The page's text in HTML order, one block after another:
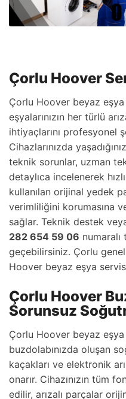
Çorlu Hoover
Çorlu Hoover beyaz
eşyalarınızın her türlü
ihtiyaçlarını profesyonel
Cihazlarınızda
teknik sorunlar, uzman
detaylıca incelenerek
kullanılan orijinal yedek
verimliliğini korumasına
sağlar. Teknik destek
282 654 59 06
geçebilirsiniz. Çorlu
Hoover beyaz eşya
Çorlu Hoover
Sorunsuz
Çorlu Hoover beyaz
buzdolabınızda oluşan
kaçakları ve elektronik
onarır. Cihazınızın tüm
edilir, arızalı parçalar